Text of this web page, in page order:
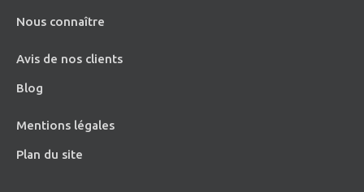
Nous connaître
Avis de nos clients
Blog
Mentions légales
Plan du site